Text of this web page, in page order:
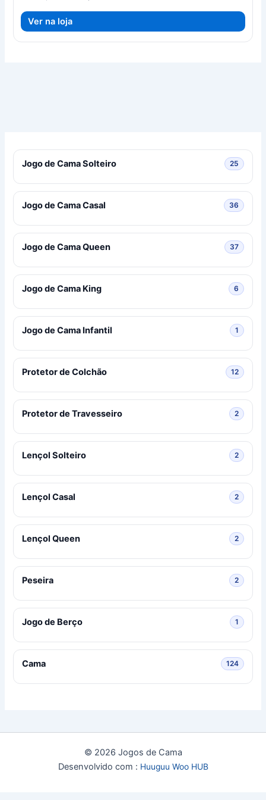
era:
Ver na loja
Jogo de Cama Solteiro 2525
Jogo de Cama Casal 3636
Jogo de Cama Queen 3737
Jogo de Cama King 66
Jogo de Cama Infantil 11
Protetor de Colchão 1212
Protetor de Travesseiro 22
Lençol Solteiro 22
Lençol Casal 22
Lençol Queen 22
Peseira 22
Jogo de Berço 11
Cama 124124
© 2026 Jogos de Cama
Desenvolvido com : Huuguu Woo HUB